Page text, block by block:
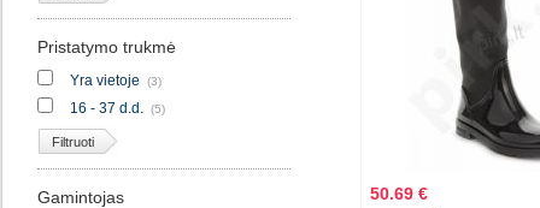
Pristatymo trukmė
Yra vietoje (3)
16 - 37 d.d. (5)
Filtruoti
Gamintojas
50.69 €